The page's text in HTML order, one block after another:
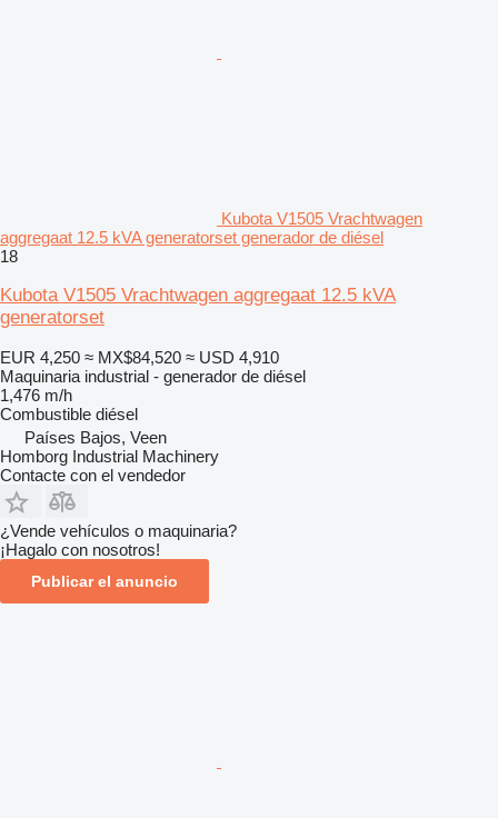
Kubota V1505 Vrachtwagen
aggregaat 12.5 kVA generatorset generador de diésel
18
Kubota V1505 Vrachtwagen aggregaat 12.5 kVA
generatorset
EUR 4,250 ≈ MX$84,520 ≈ USD 4,910
Maquinaria industrial - generador de diésel
1,476 m/h
Combustible diésel
Países Bajos, Veen
Homborg Industrial Machinery
Contacte con el vendedor
¿Vende vehículos o maquinaria?
¡Hagalo con nosotros!
Publicar el anuncio